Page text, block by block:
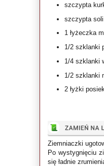
szczypta
szczypta soli
1 łyżeczka
1/2 szklanki
1/4 szklanki
1/2 szklanki
2 łyżki
Ziemniaczki
Po wystygnięciu
się ładnie